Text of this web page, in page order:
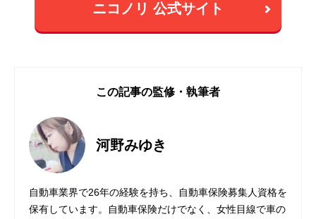
ニコノリ 公式サイト
この記事の監修・執筆者
河野みゆき
自動車業界で26年の経験を持ち、自動車保険募集人資格を
保有しています。自動車保険だけでなく、女性目線で車の